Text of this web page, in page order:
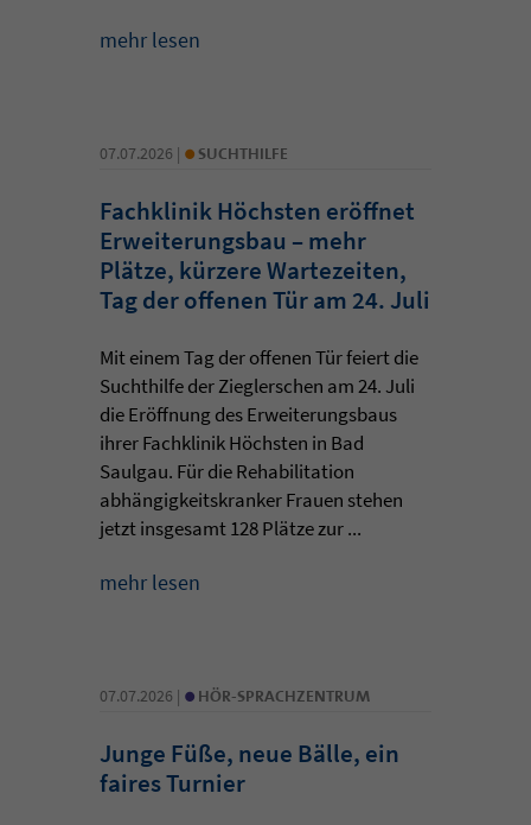
mehr lesen
07.07.2026 | • SUCHTHILFE
Fachklinik Höchsten eröffnet
Erweiterungsbau – mehr
Plätze, kürzere Wartezeiten,
Tag der offenen Tür am 24. Juli
Mit einem Tag der offenen Tür feiert die
Suchthilfe der Zieglerschen am 24. Juli
die Eröffnung des Erweiterungsbaus
ihrer Fachklinik Höchsten in Bad
Saulgau. Für die Rehabilitation
abhängigkeitskranker Frauen stehen
jetzt insgesamt 128 Plätze zur ...
mehr lesen
07.07.2026 | • HÖR-SPRACHZENTRUM
Junge Füße, neue Bälle, ein
faires Turnier